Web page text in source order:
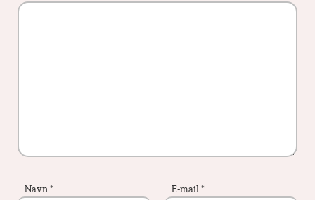
Navn * E-mail *